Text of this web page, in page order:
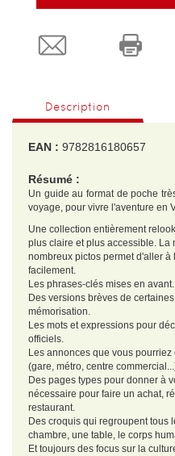
Description
EAN : 9782816180657
Résumé :
Un guide au format de poche
voyage, pour vivre l'aventure en
Une collection entièrement
plus claire et plus accessible. La
nombreux pictos permet d'aller
facilement.
Les phrases-clés mises en avant.
Des versions brèves de
mémorisation.
Les mots et expressions pour
officiels.
Les annonces que vous
(gare, métro, centre
Des pages types pour donner à
nécessaire pour faire un achat,
restaurant.
Des croquis qui regroupent tous
chambre, une table, le corps
Et toujours des focus sur la